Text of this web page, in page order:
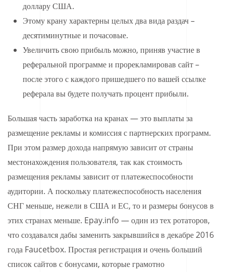
доллару США.
Этому крану характерны целых два вида раздач –
десятиминутные и почасовые.
Увеличить свою прибыль можно, приняв участие в
реферальной программе и прорекламировав сайт –
после этого с каждого пришедшего по вашей ссылке
реферала вы будете получать процент прибыли.
Большая часть заработка на кранах — это выплаты за
размещение рекламы и комиссия с партнерских программ.
При этом размер дохода напрямую зависит от страны
местонахождения пользователя, так как стоимость
размещения рекламы зависит от платежеспособности
аудитории. А поскольку платежеспособность населения
СНГ меньше, нежели в США и ЕС, то и размеры бонусов в
этих странах меньше. Epay.info — один из тех ротаторов,
что создавался дабы заменить закрывшийся в декабре 2016
года Faucetbox. Простая регистрация и очень больший
список сайтов с бонусами, которые грамотно